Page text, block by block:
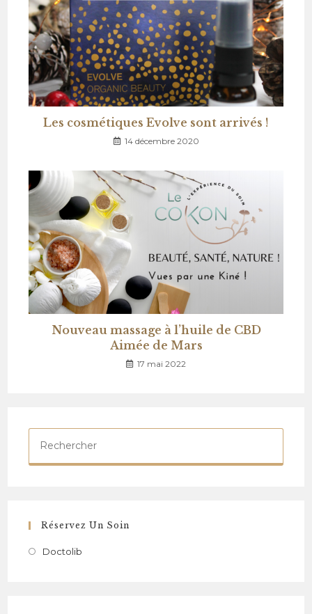
Les cosmétiques Evolve sont arrivés !
14 décembre 2020
Nouveau massage à l’huile de CBD
Aimée de Mars
17 mai 2022
Réservez Un Soin
Doctolib